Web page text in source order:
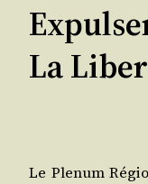
La
Le Ple­num